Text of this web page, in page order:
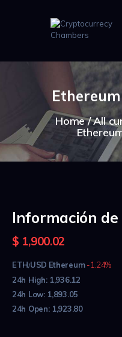
Home All
HOME
ABOUT US
IMAGES
ARTICLES
CRYPTOS
Información de
$ 1,900.09
ETH/USD Ethereum -1.23%
24h High: 1,936.12
24h Low: 1,893.05
24h Open: 1,923.80